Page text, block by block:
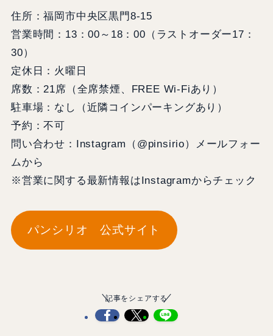
住所：福岡市中央区黒門8-15
営業時間：13：00～18：00（ラストオーダー17：
30）
定休日：火曜日
席数：21席（全席禁煙、FREE Wi-Fiあり）
駐車場：なし（近隣コインパーキングあり）
予約：不可
問い合わせ：Instagram（@pinsirio）メールフォー
ムから
※営業に関する最新情報はInstagramからチェック
パンシリオ 公式サイト
記事をシェアする